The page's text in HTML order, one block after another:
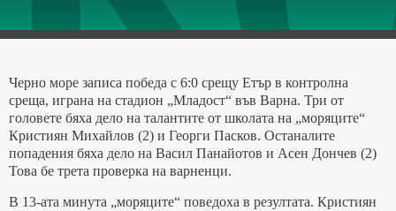
Черно море записа победа с 6:0 срещу Етър в контролна
среща, играна на стадион „Младост“ във Варна. Три от
головете бяха дело на талантите от школата на „моряците“
Кристиян Михайлов (2) и Георги Пасков. Останалите
попадения бяха дело на Васил Панайотов и Асен Дончев (2)
Това бе трета проверка на варненци.
В 13-ата минута „моряците“ поведоха в резултата. Кристиян